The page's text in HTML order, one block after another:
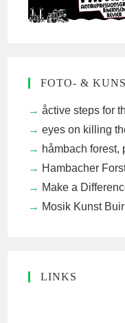
FOTO- &
åctive steps for
eyes on killing
håmbach forest,
Hambacher
Make a
Mosik Kunst Buir
LINKS